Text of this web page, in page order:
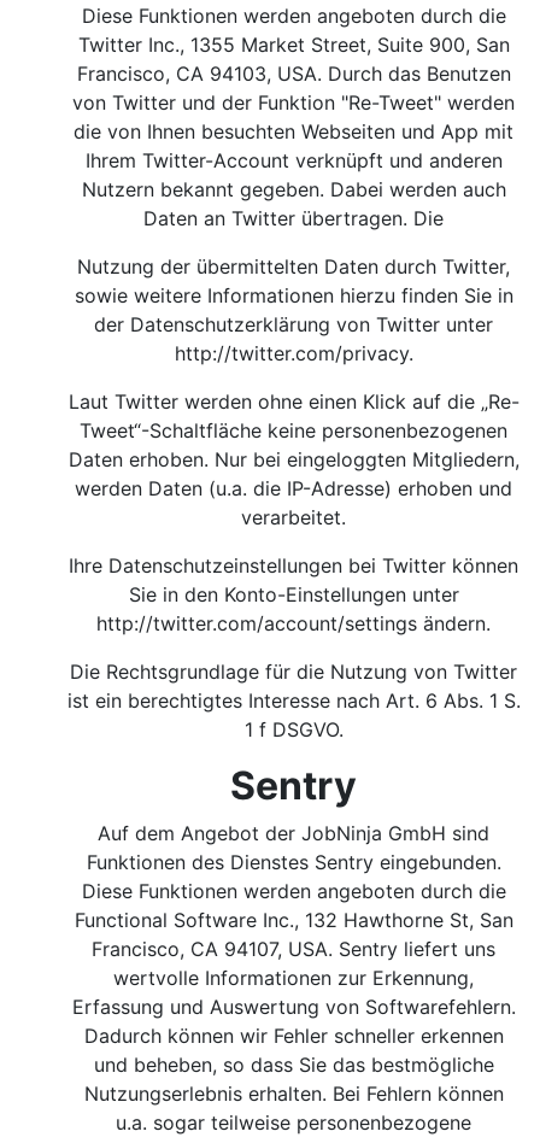
Diese Funktionen werden angeboten durch die
Twitter Inc., 1355 Market Street, Suite 900, San
Francisco, CA 94103, USA. Durch das Benutzen
von Twitter und der Funktion "Re-Tweet" werden
die von Ihnen besuchten Webseiten und App mit
Ihrem Twitter-Account verknüpft und anderen
Nutzern bekannt gegeben. Dabei werden auch
Daten an Twitter übertragen. Die
Nutzung der übermittelten Daten durch Twitter,
sowie weitere Informationen hierzu finden Sie in
der Datenschutzerklärung von Twitter unter
http://twitter.com/privacy.
Laut Twitter werden ohne einen Klick auf die „Re-
Tweet“-Schaltfläche keine personenbezogenen
Daten erhoben. Nur bei eingeloggten Mitgliedern,
werden Daten (u.a. die IP-Adresse) erhoben und
verarbeitet.
Ihre Datenschutzeinstellungen bei Twitter können
Sie in den Konto-Einstellungen unter
http://twitter.com/account/settingsändern.
Die Rechtsgrundlage für die Nutzung von Twitter
ist ein berechtigtes Interesse nach Art. 6 Abs. 1 S.
1 f DSGVO.
Sentry
Auf dem Angebot der JobNinja GmbH sind
Funktionen des Dienstes Sentry eingebunden.
Diese Funktionen werden angeboten durch die
Functional Software Inc., 132 Hawthorne St, San
Francisco, CA 94107, USA. Sentry liefert uns
wertvolle Informationen zur Erkennung,
Erfassung und Auswertung von Softwarefehlern.
Dadurch können wir Fehler schneller erkennen
und beheben, so dass Sie das bestmögliche
Nutzungserlebnis erhalten. Bei Fehlern können
u.a. sogar teilweise personenbezogene